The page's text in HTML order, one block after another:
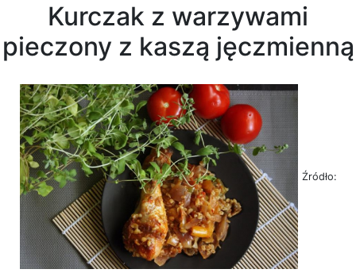
Kurczak z warzywami
pieczony z kaszą jęczmienną
Źródło: